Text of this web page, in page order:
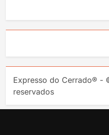
Expresso do Cerrado® -
reservados